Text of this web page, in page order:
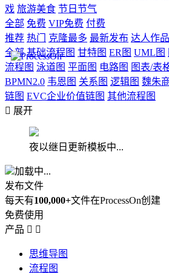
戏 旅游美食 节日节气
全部 免费 VIP免费 付费
推荐 热门 克隆最多 最新发布 达人作品
全部 基础流程图 甘特图 ER图 UML图
流程图 泳道图 平面图 电路图 图表/表
BPMN2.0 韦恩图 关系图 逻辑图 魏朱
链图 EVC企业价值链图 其他流程图
 展开
夜以继日更新模板中...
加载中...
发布文件
每天有100,000+文件在ProcessOn创建
免费使用
产品  
思维导图
流程图